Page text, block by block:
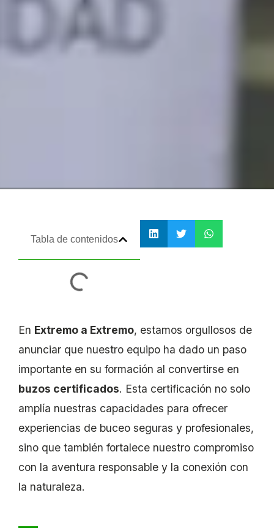
Tabla de contenidos
En Extremo a Extremo, estamos orgullosos de
anunciar que nuestro equipo ha dado un paso
importante en su formación al convertirse en
buzos certificados. Esta certificación no solo
amplía nuestras capacidades para ofrecer
experiencias de buceo seguras y profesionales,
sino que también fortalece nuestro compromiso
con la aventura responsable y la conexión con
la naturaleza.